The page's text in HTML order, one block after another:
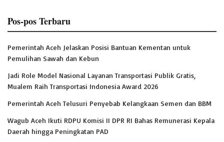
Pos-pos Terbaru
Pemerintah Aceh Jelaskan Posisi Bantuan Kementan untuk
Pemulihan Sawah dan Kebun
Jadi Role Model Nasional Layanan Transportasi Publik Gratis,
Mualem Raih Transportasi Indonesia Award 2026
Pemerintah Aceh Telusuri Penyebab Kelangkaan Semen dan BBM
Wagub Aceh Ikuti RDPU Komisi II DPR RI Bahas Remunerasi Kepala
Daerah hingga Peningkatan PAD